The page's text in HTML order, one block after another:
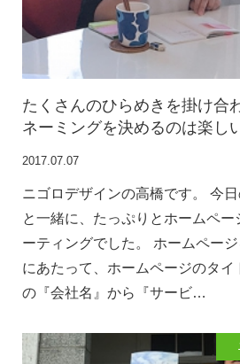
たくさんのひらめきを掛け
ネーミングを決めるのは楽し
2017.07.07
ニゴロデザインの高橋です。 今
と一緒に、たっぷりとホームペー
ーティングでした。 ホームペー
にあたって、ホームページのタ
の『会社名』から『サービ…